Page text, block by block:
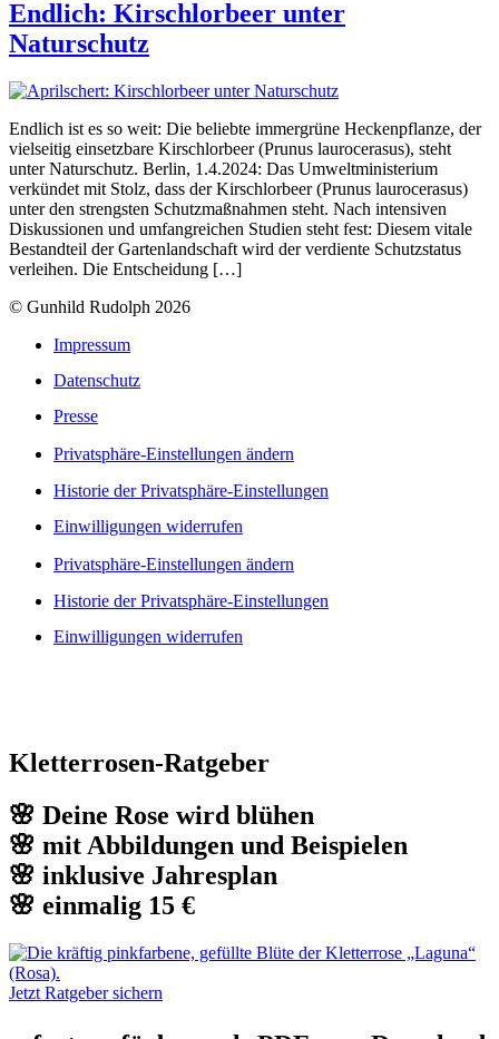
Endlich: Kirschlorbeer unter
Naturschutz
Endlich ist es so weit: Die beliebte immergrüne Heckenpflanze, der
vielseitig einsetzbare Kirschlorbeer (Prunus laurocerasus), steht
unter Naturschutz. Berlin, 1.4.2024: Das Umweltministerium
verkündet mit Stolz, dass der Kirschlorbeer (Prunus laurocerasus)
unter den strengsten Schutzmaßnahmen steht. Nach intensiven
Diskussionen und umfangreichen Studien steht fest: Diesem vitale
Bestandteil der Gartenlandschaft wird der verdiente Schutzstatus
verleihen. Die Entscheidung […]
© Gunhild Rudolph 2026
Impressum
Datenschutz
Presse
Privatsphäre-Einstellungen ändern
Historie der Privatsphäre-Einstellungen
Einwilligungen widerrufen
Privatsphäre-Einstellungen ändern
Historie der Privatsphäre-Einstellungen
Einwilligungen widerrufen
Kletterrosen-Ratgeber
🌸 Deine Rose wird blühen
🌸 mit Abbildungen und Beispielen
🌸 inklusive Jahresplan
🌸 einmalig 15 €
Jetzt Ratgeber sichern